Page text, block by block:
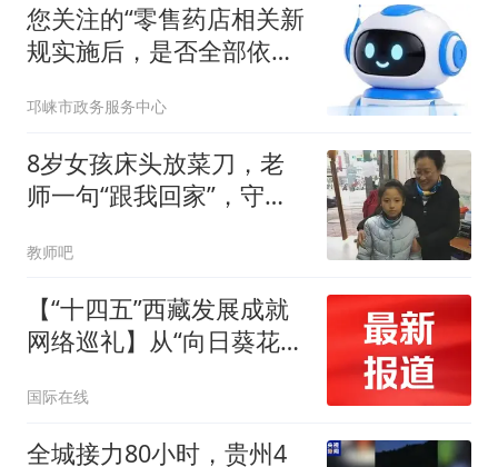
您关注的“零售药店相关新
规实施后，是否全部依照
啦！
邛崃市政务服务中心
8岁女孩床头放菜刀，老
师一句“跟我回家”，守护
教师吧
【“十四五”西藏发展成就
网络巡礼】从“向日葵花
原用“光”种出美好生活
国际在线
全城接力80小时，贵州4